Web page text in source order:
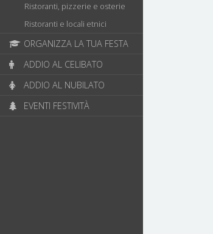
Ristoranti, pizzerie e osterie
Ristoranti e locali etnici
ORGANIZZA LA TUA FESTA
ADDIO AL CELIBATO
ADDIO AL NUBILATO
EVENTI FESTIVITÀ